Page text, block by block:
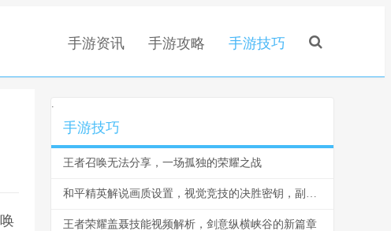
手游资讯 手游攻略 手游技巧
.
手游技巧
王者召唤无法分享，一场孤独的荣耀之战
和平精英解说画质设置，视觉竞技的决胜密钥，副标题，清晰与流畅的战术抉择
王者荣耀盖聂技能视频解析，剑意纵横峡谷的新篇章